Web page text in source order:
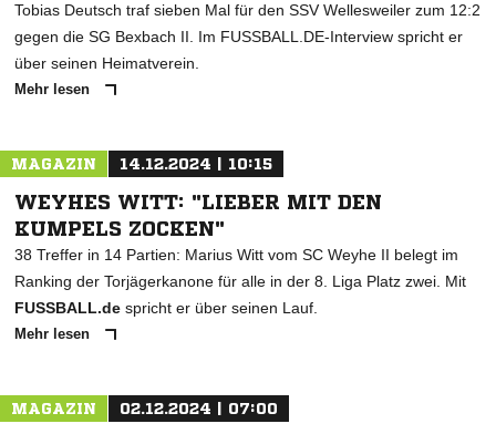
Tobias Deutsch traf sieben Mal für den SSV Wellesweiler zum 12:2
gegen die SG Bexbach II. Im FUSSBALL.DE-Interview spricht er
über seinen Heimatverein.
Mehr lesen
MAGAZIN 14.12.2024 | 10:15
WEYHES WITT: "LIEBER MIT DEN
KUMPELS ZOCKEN"
38 Treffer in 14 Partien: Marius Witt vom SC Weyhe II belegt im
Ranking der Torjägerkanone für alle in der 8. Liga Platz zwei. Mit
FUSSBALL.de spricht er über seinen Lauf.
Mehr lesen
MAGAZIN 02.12.2024 | 07:00